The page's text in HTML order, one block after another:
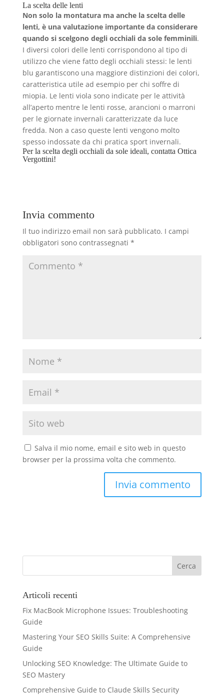
La scelta delle lenti
Non solo la montatura ma anche la scelta delle
lenti, è una valutazione importante da considerare
quando si scelgono degli occhiali da sole femminili.
I diversi colori delle lenti corrispondono al tipo di
utilizzo che viene fatto degli occhiali stessi: le lenti
blu garantiscono una maggiore distinzioni dei colori,
caratteristica utile ad esempio per chi soffre di
miopia. Le lenti viola sono indicate per le attività
all’aperto mentre le lenti rosse, arancioni o marroni
per le giornate invernali caratterizzate da luce
fredda. Non a caso queste lenti vengono molto
spesso indossate da chi pratica sport invernali.
Per la scelta degli occhiali da sole ideali, contatta Ottica
Vergottini!
Invia commento
Il tuo indirizzo email non sarà pubblicato. I campi
obbligatori sono contrassegnati *
Salva il mio nome, email e sito web in questo
browser per la prossima volta che commento.
Articoli recenti
Fix MacBook Microphone Issues: Troubleshooting
Guide
Mastering Your SEO Skills Suite: A Comprehensive
Guide
Unlocking SEO Knowledge: The Ultimate Guide to
SEO Mastery
Comprehensive Guide to Claude Skills Security